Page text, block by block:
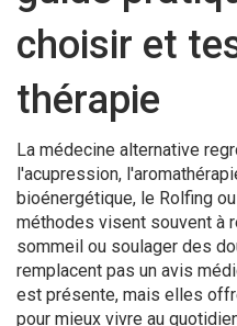
choisir et
thérapie
La médecine alternative
l'acupression,
bioénergétique, le Rolfing
méthodes visent souvent à
sommeil ou soulager des
remplacent pas un avis
est présente, mais elles
pour mieux vivre au